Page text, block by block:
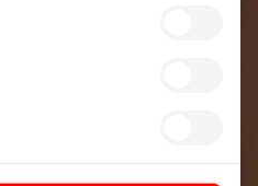
geriausius pasiūlymus,